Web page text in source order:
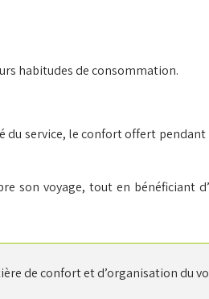
habitudes de consommation.
service, le confort offert
voyage, tout en bénéficiant
de confort et d’organisation du